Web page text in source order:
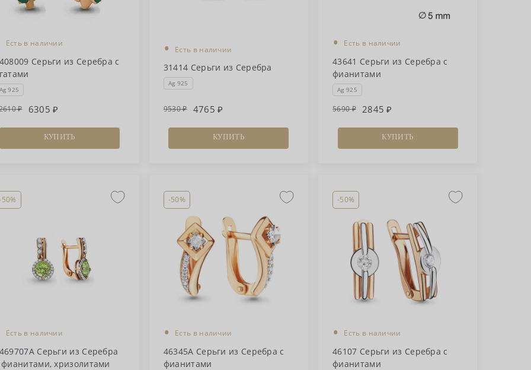
Есть в наличии
Серьги из Серебра с
925
6305
КУПИТЬ
• Есть в наличии
31414 Серьги из Серебра
Ag 925
9530 4765
КУПИТЬ
• Есть в наличии
43641 Серьги из Серебра с
фианитами
Ag 925
5690 2845
КУПИТЬ
Есть в наличии
Серьги из Серебра
фианитами, хризолитами
-50%
• Есть в наличии
46345А Серьги из Серебра с
фианитами
-50%
• Есть в наличии
46107 Серьги из Серебра с
фианитами